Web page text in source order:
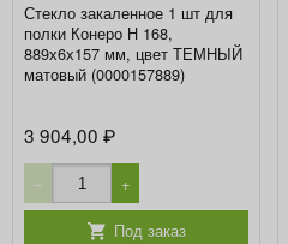
Стекло закаленное 1 шт для
полки Конеро H 168,
889х6х157 мм, цвет ТЕМНЫЙ
матовый (0000157889)
3 904,00₽
− +
Под заказ